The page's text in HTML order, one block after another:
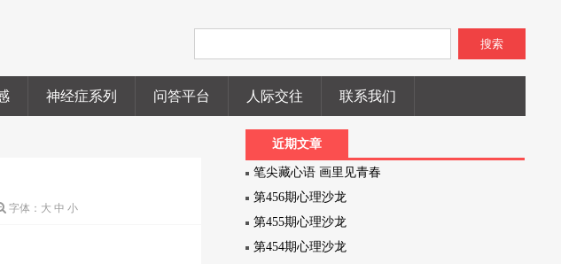
搜索
神经症系列 问答平台 人际交往 联系我们
字体： 大 中 小
近期文章
笔尖藏心语 画里见青春
第456期心理沙龙
第455期心理沙龙
第454期心理沙龙